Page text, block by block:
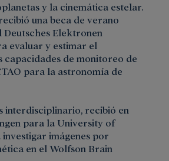
y la cinemática estelar.
una beca de verano
Elektronen
evaluar y estimar el
capacidades de monitoreo de
para la astronomía de
interdisciplinario, recibió en
para la University of
imágenes por
en el Wolfson Brain